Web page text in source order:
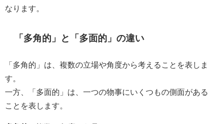
なります。
「多角的」と「多面的」の違い
「多角的」は、複数の立場や角度から考えることを表しま
す。
一方、「多面的」は、一つの物事にいくつもの側面がある
ことを表します。